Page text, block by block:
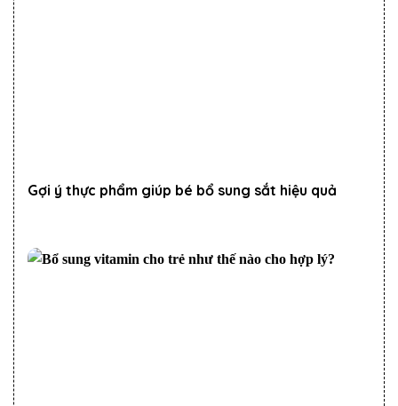
Gợi ý thực phẩm giúp bé bổ sung sắt hiệu quả